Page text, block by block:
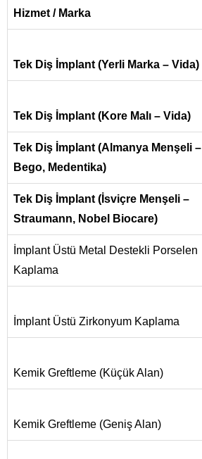
Hizmet / Marka
Tek Diş İmplant (Yerli Marka – Vida)
Tek Diş İmplant (Kore Malı – Vida)
Tek Diş İmplant (Almanya Menşeli –
Bego, Medentika)
Tek Diş İmplant (İsviçre Menşeli –
Straumann, Nobel Biocare)
İmplant Üstü Metal Destekli Porselen
Kaplama
İmplant Üstü Zirkonyum Kaplama
Kemik Greftleme (Küçük Alan)
Kemik Greftleme (Geniş Alan)